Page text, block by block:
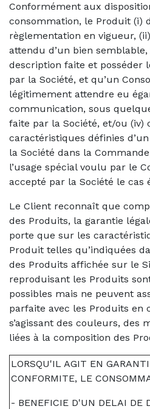
Conformément aux
consommation, le Produit (i)
règlementation en vigueur,
attendu d’un bien
description faite et posséder
par la Société, et qu’un
légitimement attendre eu
communication, sous
faite par la Société, et/ou (iv)
caractéristiques définies
la Société dans la
l’usage spécial voulu par le
accepté par la Société le cas
Le Client reconnaît que
des Produits, la garantie
porte que sur les
Produit telles qu’indiquées
des Produits affichée sur le
reproduisant les Produits
possibles mais ne peuvent
parfaite avec les Produits en
s’agissant des couleurs, des
liées à la composition des
LORSQU'IL AGIT EN
CONFORMITE, LE
- BENEFICIE D'UN DELAI DE